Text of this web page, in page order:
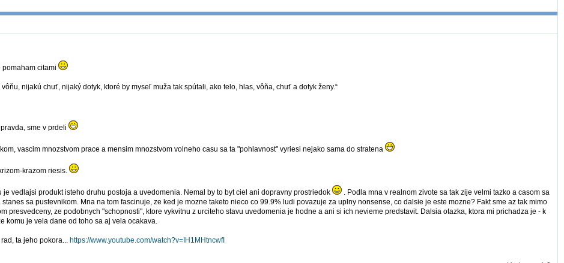
citami
nijakú chuť, nijaký dotyk, ktoré by myseľ muža tak spútali, ako telo, hlas, vôňa, chuť a dotyk ženy.“
sme v prdeli
vascim mnozstvom prace a mensim mnozstvom volneho casu sa ta "pohlavnost" vyriesi nejako sama do stratena
krazom riesis.
je vedlajsi produkt isteho druhu postoja a uvedomenia. Nemal by to byt ciel ani dopravny prostriedok
. Podla mna v realnom zivote sa tak zije velmi tazko a casom sa
sa pustevnikom. Mna na tom fascinuje, ze ked je mozne taketo nieco co 99.9% ludi povazuje za uplny nonsense, co dalsie je este mozne? Fakt sme az tak mimo
presvedceny, ze podobnych "schopnosti", ktore vykvitnu z urciteho stavu uvedomenia je hodne a ani si ich nevieme predstavit. Dalsia otazka, ktora mi prichadza je - k
komu je vela dane od toho sa aj vela ocakava.
ta jeho pokora... https://www.youtube.com/watch?v=IH1MHtncwfI